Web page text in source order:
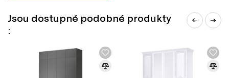
Jsou dostupné podobné produkty
: